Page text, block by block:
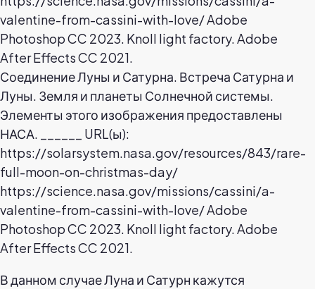
Соединение Луны и Сатурна. Встреча Сатурна и
Луны. Земля и планеты Солнечной системы.
Элементы этого изображения предоставлены
НАСА. ______ URL(ы):
https://solarsystem.nasa.gov/resources/843/rare-
full-moon-on-christmas-day/
https://science.nasa.gov/missions/cassini/a-
valentine-from-cassini-with-love/ Adobe
Photoshop CC 2023. Knoll light factory. Adobe
After Effects CC 2021.
В данном случае Луна и Сатурн кажутся